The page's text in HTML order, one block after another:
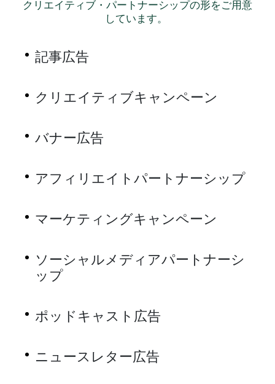
クリエイティブ・パートナーシップの形をご用意
しています。
記事広告
クリエイティブキャンペーン
バナー広告
アフィリエイトパートナーシップ
マーケティングキャンペーン
ソーシャルメディアパートナーシ
ップ
ポッドキャスト広告
ニュースレター広告